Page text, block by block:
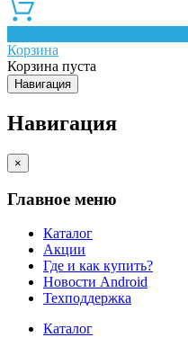
Корзина
Корзина пуста
Навигация
Навигация
×
Главное меню
Каталог
Акции
Где и как купить?
Новости Android
Техподдержка
Каталог